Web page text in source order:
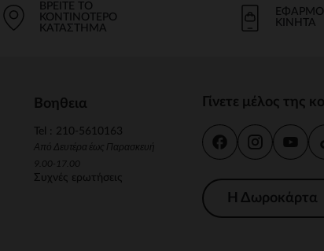
ΒΡΕΊΤΕ ΤΟ
ΚΟΝΤΙΝΌΤΕΡΟ
ΚΑΤΆΣΤΗΜΑ
ΚΙΝΗΤΆ
Βοηθεια
Tel : 210-5610163
Από Δευτέρα έως Παρασκευή
9.00-17.00
Συχνές ερωτήσεις
Γίνετε μέλος της
Η Δωροκάρτα